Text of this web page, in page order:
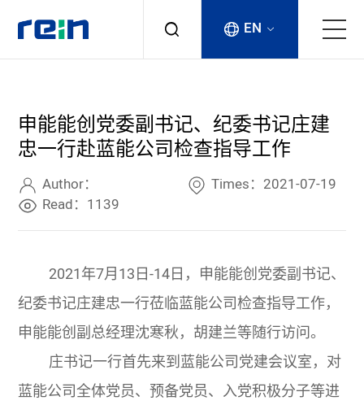
Products
Services
Cases
News & Events
Contact
EN
申能能创党委副书记、纪委书记庄建
忠一行赴蓝能公司检查指导工作
Author：
Times：2021-07-19
Read：1139
2021年7月13日-14日，申能能创党委副书记、
纪委书记庄建忠一行莅临蓝能公司检查指导工作，
申能能创副总经理沈寒秋，胡建兰等随行访问。
庄书记一行首先来到蓝能公司党建会议室，对
蓝能公司全体党员、预备党员、入党积极分子等进